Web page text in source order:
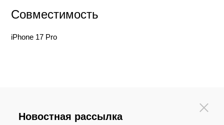
Совместимость
iPhone 17 Pro
Новостная рассылка